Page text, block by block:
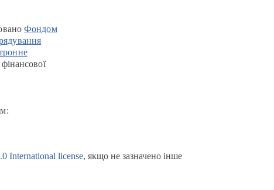
Фондом
International license, якщо не зазначено інше